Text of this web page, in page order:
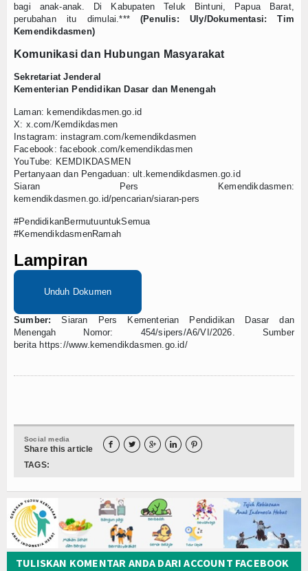
bagi anak-anak. Di Kabupaten Teluk Bintuni, Papua Barat,
perubahan itu dimulai.***(Penulis: Uly/Dokumentasi: Tim
Kemendikdasmen)
Komunikasi dan Hubungan Masyarakat
Sekretariat Jenderal
Kementerian Pendidikan Dasar dan Menengah
Laman: kemendikdasmen.go.id
X: x.com/Kemdikdasmen
Instagram: instagram.com/kemendikdasmen
Facebook: facebook.com/kemendikdasmen
YouTube: KEMDIKDASMEN
Pertanyaan dan Pengaduan: ult.kemendikdasmen.go.id
Siaran Pers Kemendikdasmen:
kemendikdasmen.go.id/pencarian/siaran-pers
#PendidikanBermutuuntukSemua
#KemendikdasmenRamah
Lampiran
Unduh Dokumen
Sumber: Siaran Pers Kementerian Pendidikan Dasar dan
Menengah Nomor: 454/sipers/A6/VI/2026. Sumber
berita https://www.kemendikdasmen.go.id/
Social media
Share this article     
TAGS:
TULISKAN KOMENTAR ANDA DARI ACCOUNT FACEBOOK